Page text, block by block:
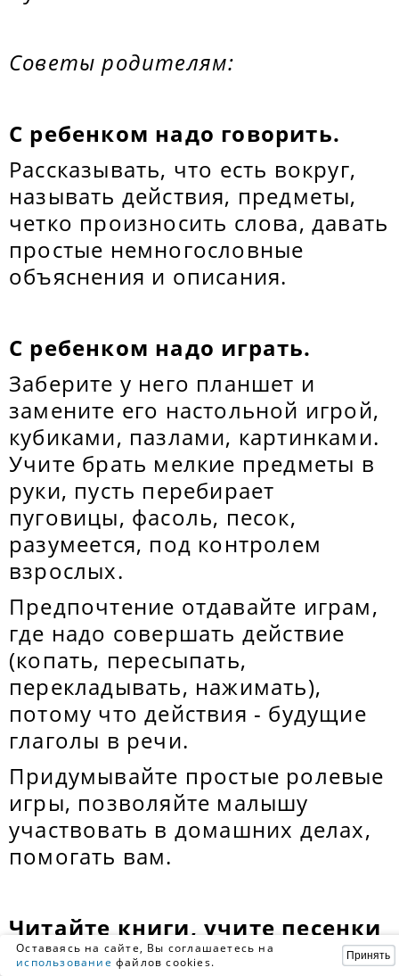
Советы родителям:
С ребенком надо говорить.
Рассказывать, что есть вокруг,
называть действия, предметы,
четко произносить слова, давать
простые немногословные
объяснения и описания.
С ребенком надо играть.
Заберите у него планшет и
замените его настольной игрой,
кубиками, пазлами, картинками.
Учите брать мелкие предметы в
руки, пусть перебирает
пуговицы, фасоль, песок,
разумеется, под контролем
взрослых.
Предпочтение отдавайте играм,
где надо совершать действие
(копать, пересыпать,
перекладывать, нажимать),
потому что действия - будущие
глаголы в речи.
Придумывайте простые ролевые
игры, позволяйте малышу
участвовать в домашних делах,
помогать вам.
Читайте книги, учите песенки
и потешки.
Оставаясь на сайте, Вы соглашаетесь на
использование файлов cookies. Принять